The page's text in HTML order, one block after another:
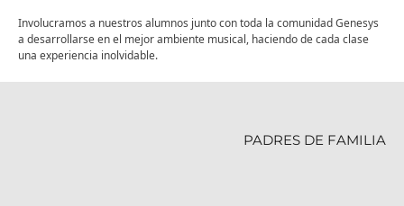
Involucramos a nuestros alumnos junto con toda la comunidad Genesys
a desarrollarse en el mejor ambiente musical, haciendo de cada clase
una experiencia inolvidable.
PADRES DE FAMILIA